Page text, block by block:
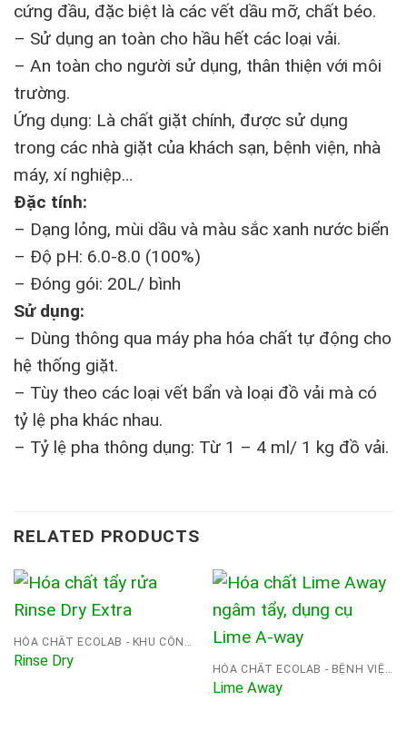
cứng đầu, đặc biệt là các vết dầu mỡ, chất béo.
– Sử dụng an toàn cho hầu hết các loại vải.
– An toàn cho người sử dụng, thân thiện với môi
trường.
Ứng dụng: Là chất giặt chính, được sử dụng
trong các nhà giặt của khách sạn, bệnh viện, nhà
máy, xí nghiệp…
Đặc tính:
– Dạng lỏng, mùi dầu và màu sắc xanh nước biển
– Độ pH: 6.0-8.0 (100%)
– Đóng gói: 20L/ bình
Sử dụng:
– Dùng thông qua máy pha hóa chất tự động cho
hệ thống giặt.
– Tùy theo các loại vết bẩn và loại đồ vải mà có
tỷ lệ pha khác nhau.
– Tỷ lệ pha thông dụng: Từ 1 – 4 ml/ 1 kg đồ vải.
RELATED PRODUCTS
Rinse Dry
Lime Away